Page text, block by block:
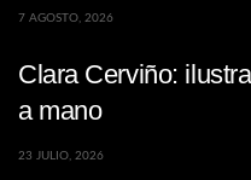
7 AGOSTO, 2026
Clara Cerviño:
a mano
23 JULIO, 2026